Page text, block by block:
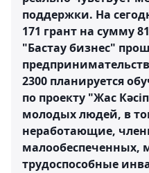
поддержки. На
171 грант на сумму
"Бастау бизнес"
2300 планируется
по проекту "Жас
молодых людей, в
неработающие,
малообеспеченных,
трудоспособные